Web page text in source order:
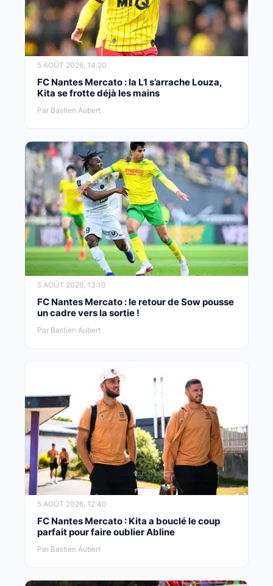
5 AOÛT 2026, 14:20
FC Nantes Mercato : la L1 s’arrache Louza,
Kita se frotte déjà les mains
Par Bastien Aubert
5 AOÛT 2026, 13:10
FC Nantes Mercato : le retour de Sow pousse
un cadre vers la sortie !
Par Bastien Aubert
5 AOÛT 2026, 12:40
FC Nantes Mercato : Kita a bouclé le coup
parfait pour faire oublier Abline
Par Bastien Aubert